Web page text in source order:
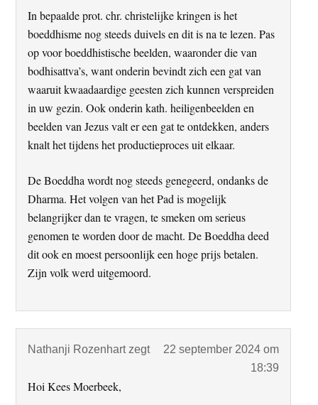
In bepaalde prot. chr. christelijke kringen is het
boeddhisme nog steeds duivels en dit is na te lezen. Pas
op voor boeddhistische beelden, waaronder die van
bodhisattva’s, want onderin bevindt zich een gat van
waaruit kwaadaardige geesten zich kunnen verspreiden
in uw gezin. Ook onderin kath. heiligenbeelden en
beelden van Jezus valt er een gat te ontdekken, anders
knalt het tijdens het productieproces uit elkaar.
De Boeddha wordt nog steeds genegeerd, ondanks de
Dharma. Het volgen van het Pad is mogelijk
belangrijker dan te vragen, te smeken om serieus
genomen te worden door de macht. De Boeddha deed
dit ook en moest persoonlijk een hoge prijs betalen.
Zijn volk werd uitgemoord.
Nathanji Rozenhart zegt
22 september 2024 om
18:39
Hoi Kees Moerbeek,